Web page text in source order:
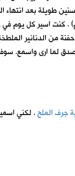
طويلة بعد
اسير كل يوم في
من الدنانير
لما ارى واسمع. سوف
جرف الملح. لكني